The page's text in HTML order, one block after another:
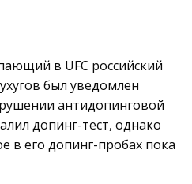
в UFC российский
был уведомлен
антидопинговой
допинг-тест, однако
в его допинг-пробах пока